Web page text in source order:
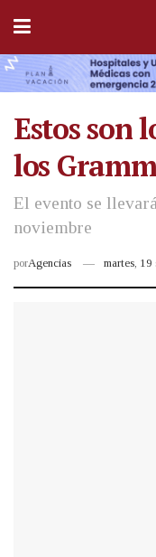
Estos son
los
El evento se
noviembre
porAgencias martes,